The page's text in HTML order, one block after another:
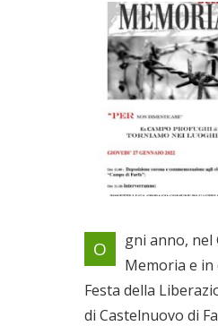
Manifestazione al
Farfa
Il 27/01/2022
O
gni anno, nel
Memoria e in
Festa della
di Castelnuovo di